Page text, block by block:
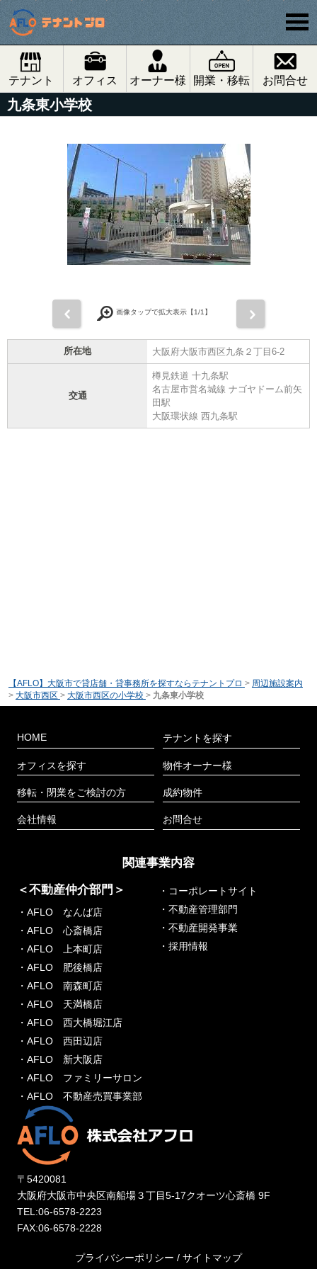
テナント オフィス オーナー様 開業・移転 お問合せ
九条東小学校
画像タップで拡大表示【1/1】
所在地 大阪府大阪市西区九条２丁目6-2
交通
樽見鉄道 十九条駅
名古屋市営名城線 ナゴヤドーム前矢
田駅
大阪環状線 西九条駅
【AFLO】大阪市で貸店舗・貸事務所を探すならテナントプロ > 周辺施設案内
> 大阪市西区 > 大阪市西区の小学校 > 九条東小学校
HOME
オフィスを探す
移転・閉業をご検討の方
会社情報
テナントを探す
物件オーナー様
成約物件
お問合せ
関連事業内容
＜不動産仲介部門＞
・AFLO なんば店
・AFLO 心斎橋店
・AFLO 上本町店
・AFLO 肥後橋店
・AFLO 南森町店
・AFLO 天満橋店
・AFLO 西大橋堀江店
・AFLO 西田辺店
・AFLO 新大阪店
・AFLO ファミリーサロン
・AFLO 不動産売買事業部
・コーポレートサイト
・不動産管理部門
・不動産開発事業
・採用情報
〒5420081
大阪府大阪市中央区南船場３丁目5-17クオーツ心斎橋 9F
TEL:06-6578-2223
FAX:06-6578-2228
プライバシーポリシー / サイトマップ